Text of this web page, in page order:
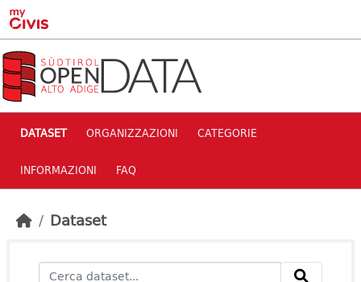
Skip to main content
DATASET ORGANIZZAZIONI CATEGORIE
INFORMAZIONI FAQ
Dataset